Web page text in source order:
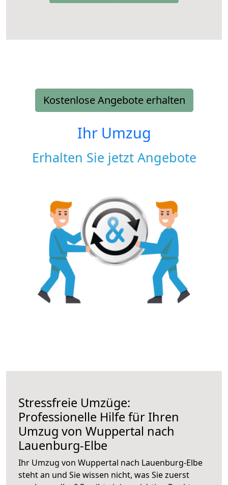
Kostenlose Angebote erhalten
Ihr Umzug
Erhalten Sie jetzt Angebote
Stressfreie Umzüge:
Professionelle Hilfe für Ihren
Umzug von Wuppertal nach
Lauenburg-Elbe
Ihr Umzug von Wuppertal nach Lauenburg-Elbe
steht an und Sie wissen nicht, was Sie zuerst